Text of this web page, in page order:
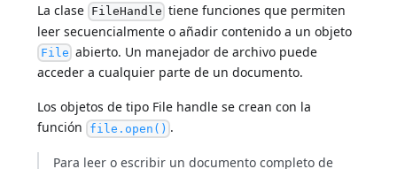
La clase FileHandle tiene funciones que permiten
leer secuencialmente o añadir contenido a un objeto
File abierto. Un manejador de archivo puede
acceder a cualquier parte de un documento.
Los objetos de tipo File handle se crean con la
función file.open() .
Para leer o escribir un documento completo de